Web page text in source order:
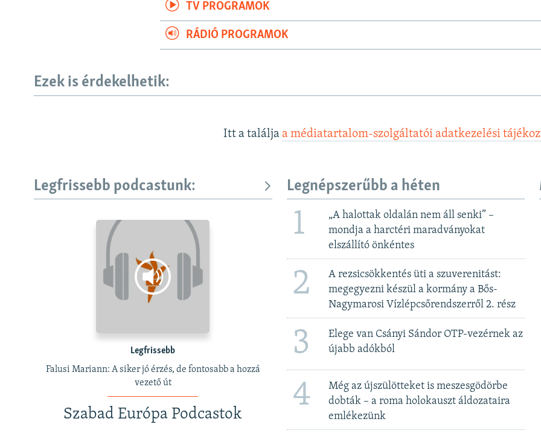
TV PROGRAMOK
RÁDIÓ PROGRAMOK
Ezek is érdekelhetik:
Itt a találja a médiatartalom-szolgáltatói adatkezelési
Legfrissebb podcastunk:
Legfrissebb
Falusi Mariann: A siker jó érzés, de fontosabb a hozzá
vezető út
Szabad Európa Podcastok
Legnépszerűbb a héten
1
„A halottak oldalán nem áll senki” –
mondja a harctéri maradványokat
elszállító önkéntes
2
A rezsicsökkentés üti a szuverenitást:
megegyezni készül a kormány a Bős-
Nagymarosi Vízlépcsőrendszerről 2. rész
3
Elege van Csányi Sándor OTP-vezérnek az
újabb adókból
4
Még az újszülötteket is meszesgödörbe
dobták – a roma holokauszt áldozataira
emlékezünk